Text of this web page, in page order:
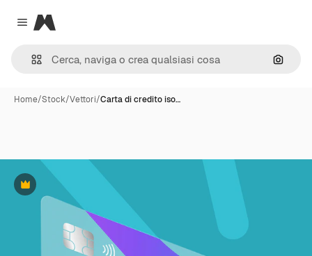
Close menu
Magnific
Cerca
Home/Stock/Vettori/Carta di credito iso…
Premium